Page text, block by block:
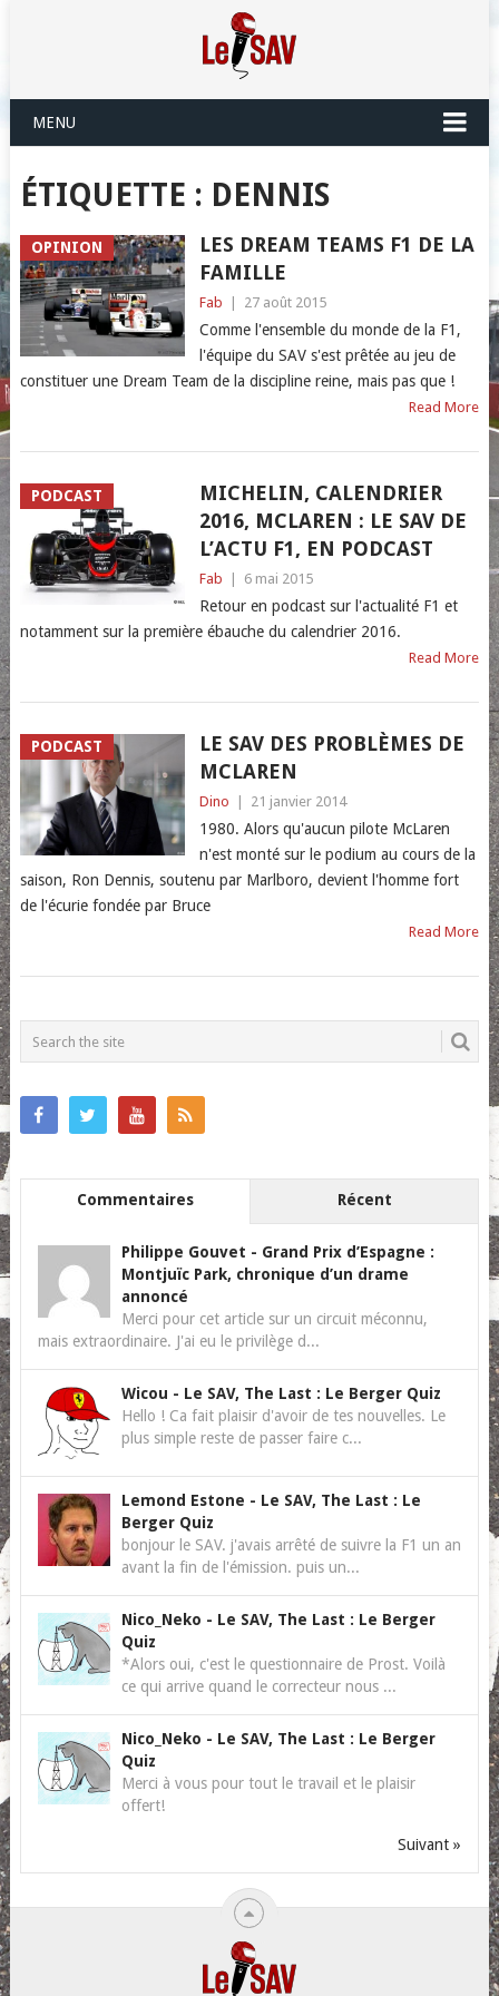
MENU
ÉTIQUETTE : DENNIS
OPINION
LES DREAM TEAMS F1 DE LA
FAMILLE
Fab 27 août 2015
Comme l'ensemble du monde de la F1,
l'équipe du SAV s'est prêtée au jeu de
constituer une Dream Team de la discipline reine, mais pas que !
Read More
PODCAST
MICHELIN, CALENDRIER
2016, MCLAREN : LE SAV DE
L’ACTU F1, EN PODCAST
Fab 6 mai 2015
Retour en podcast sur l'actualité F1 et
notamment sur la première ébauche du calendrier 2016.
Read More
PODCAST
LE SAV DES PROBLÈMES DE
MCLAREN
Dino 21 janvier 2014
1980. Alors qu'aucun pilote McLaren
n'est monté sur le podium au cours de la
saison, Ron Dennis, soutenu par Marlboro, devient l'homme fort
de l'écurie fondée par Bruce
Read More
POSTS
NAVIGATION
Commentaires Récent
Philippe Gouvet - Grand Prix d’Espagne :
Montjuïc Park, chronique d’un drame
annoncé
Merci pour cet article sur un circuit méconnu,
mais extraordinaire. J'ai eu le privilège d...
Wicou - Le SAV, The Last : Le Berger Quiz
Hello ! Ca fait plaisir d'avoir de tes nouvelles. Le
plus simple reste de passer faire c...
Lemond Estone - Le SAV, The Last : Le
Berger Quiz
bonjour le SAV. j'avais arrêté de suivre la F1 un an
avant la fin de l'émission. puis un...
Nico_Neko - Le SAV, The Last : Le Berger
Quiz
*Alors oui, c'est le questionnaire de Prost. Voilà
ce qui arrive quand le correcteur nous ...
Nico_Neko - Le SAV, The Last : Le Berger
Quiz
Merci à vous pour tout le travail et le plaisir
offert!
Suivant »